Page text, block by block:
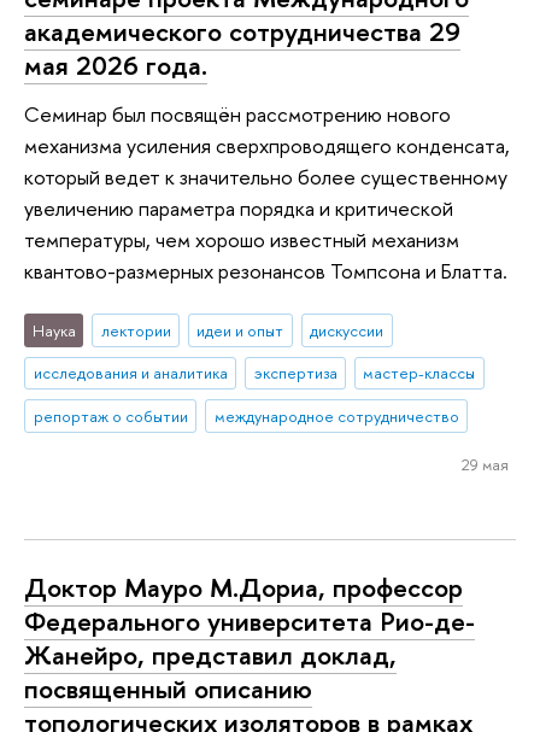
академического сотрудничества 29
мая 2026 года.
Семинар был посвящён рассмотрению нового
механизма усиления сверхпроводящего конденсата,
который ведет к значительно более существенному
увеличению параметра порядка и критической
температуры, чем хорошо известный механизм
квантово-размерных резонансов Томпсона и Блатта.
Наука лектории идеи и опыт
дискуссии
исследования и аналитика
экспертиза
мастер-классы
репортаж о событии
международное сотрудничество
29 мая
Доктор Мауро М.Дориа, профессор
Федерального университета Рио-де-
Жанейро, представил доклад,
посвященный описанию
топологических изоляторов в рамках